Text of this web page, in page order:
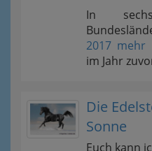
In sechs
2017 mehr
im Jahr
Die
Sonne
Euch kann